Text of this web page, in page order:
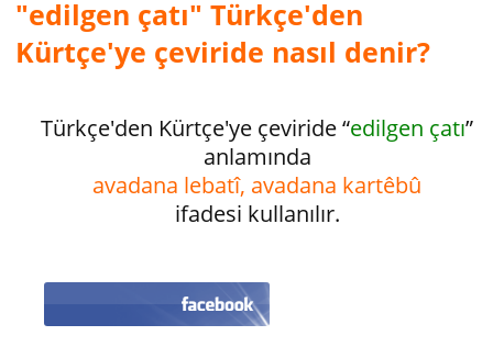
"edilgen çatı" Türkçe'den
Kürtçe'ye çeviride nasıl denir?
Türkçe'den Kürtçe'ye çeviride “edilgen çatı”
anlamında
avadana lebatî, avadana kartêbû
ifadesi kullanılır.